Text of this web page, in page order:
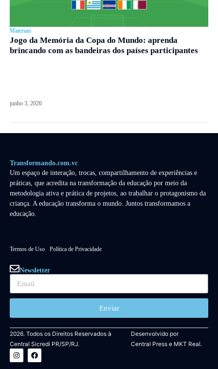
Materiais
Jogo da Memória da Copa do Mundo: aprenda
brincando com as bandeiras dos países participantes
junho 3, 2026
Transformando.com.vc
Um espaço de interação, trocas, compartilhamento de experiências e
práticas, que acredita na transformação da educação por meio da
metodologia ativa e prática de projetos, ao trabalhar o protagonismo da
criança. A educação transforma o mundo. Juntos transformamos a
educação.
Termos de Uso Política de Privacidade
Newsletter
Enviar
2026. Todos os Direitos Reservados à
Central Sicredi PR/SP/RJ.
Desenvolvido por
Central Presse MKT Real.